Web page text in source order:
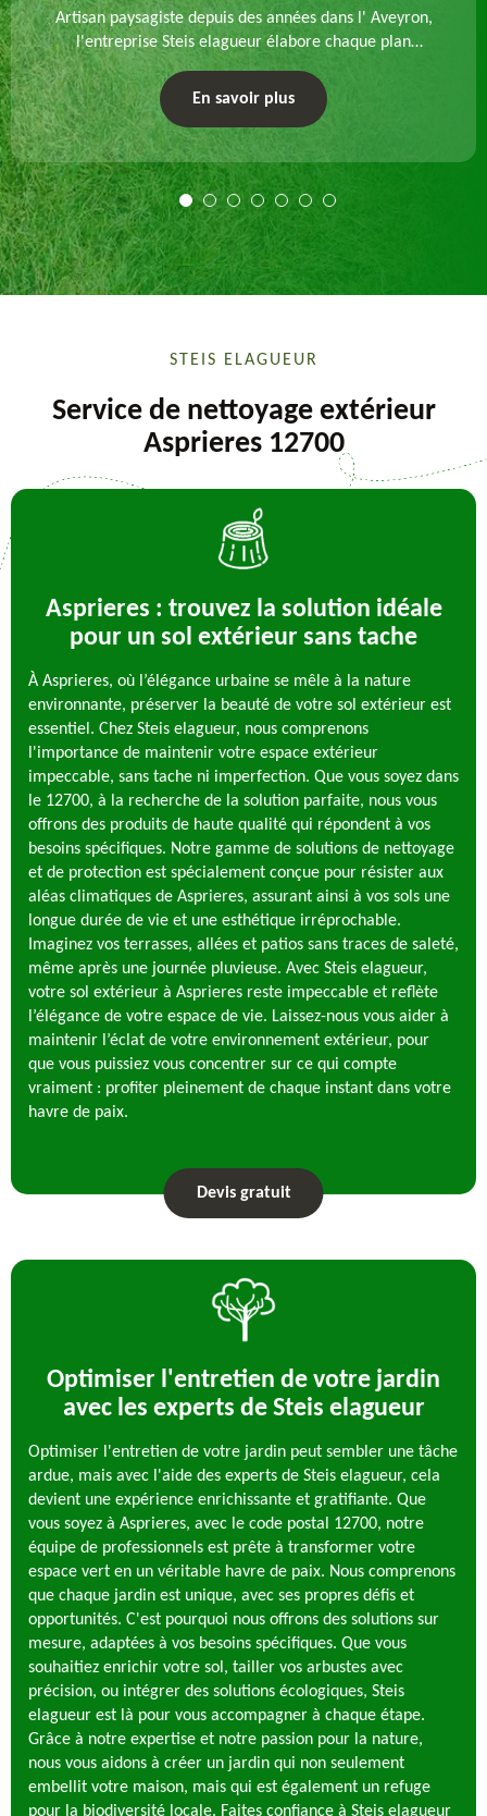
Artisan paysagiste depuis des années dans l' Aveyron,
l'entreprise Steis elagueur élabore chaque plan
d'aménagement paysager et exécute les travaux
afférents. Devis gratuit et sur mesure.
En savoir plus
STEIS ELAGUEUR
Service de nettoyage extérieur
Asprieres 12700
Asprieres : trouvez la solution idéale
pour un sol extérieur sans tache
À Asprieres, où l’élégance urbaine se mêle à la nature
environnante, préserver la beauté de votre sol extérieur est
essentiel. Chez Steis elagueur, nous comprenons
l'importance de maintenir votre espace extérieur
impeccable, sans tache ni imperfection. Que vous soyez dans
le 12700, à la recherche de la solution parfaite, nous vous
offrons des produits de haute qualité qui répondent à vos
besoins spécifiques. Notre gamme de solutions de nettoyage
et de protection est spécialement conçue pour résister aux
aléas climatiques de Asprieres, assurant ainsi à vos sols une
longue durée de vie et une esthétique irréprochable.
Imaginez vos terrasses, allées et patios sans traces de saleté,
même après une journée pluvieuse. Avec Steis elagueur,
votre sol extérieur à Asprieres reste impeccable et reflète
l’élégance de votre espace de vie. Laissez-nous vous aider à
maintenir l’éclat de votre environnement extérieur, pour
que vous puissiez vous concentrer sur ce qui compte
vraiment : profiter pleinement de chaque instant dans votre
havre de paix.
Devis gratuit
Optimiser l'entretien de votre jardin
avec les experts de Steis elagueur
Optimiser l'entretien de votre jardin peut sembler une tâche
ardue, mais avec l'aide des experts de Steis elagueur, cela
devient une expérience enrichissante et gratifiante. Que
vous soyez à Asprieres, avec le code postal 12700, notre
équipe de professionnels est prête à transformer votre
espace vert en un véritable havre de paix. Nous comprenons
que chaque jardin est unique, avec ses propres défis et
opportunités. C'est pourquoi nous offrons des solutions sur
mesure, adaptées à vos besoins spécifiques. Que vous
souhaitiez enrichir votre sol, tailler vos arbustes avec
précision, ou intégrer des solutions écologiques, Steis
elagueur est là pour vous accompagner à chaque étape.
Grâce à notre expertise et notre passion pour la nature,
nous vous aidons à créer un jardin qui non seulement
embellit votre maison, mais qui est également un refuge
pour la biodiversité locale. Faites confiance à Steis elagueur